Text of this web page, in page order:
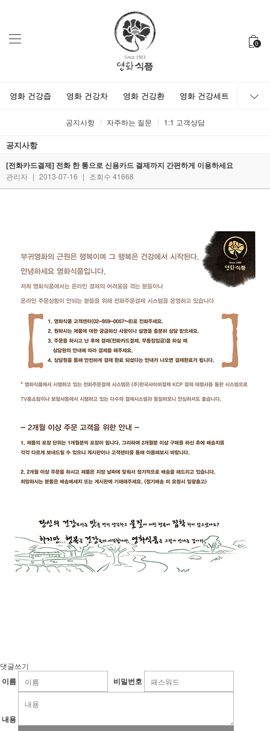
0
영화 건강즙 영화 건강차 영화 건강환 영화 건강세트
공지사항 자주하는 질문 1:1 고객상담
공지사항
[전화카드결제] 전화 한 통으로 신용카드 결제까지 간편하게 이용하세요
관리자 | 2013-07-16 | 조회수 41668
댓글쓰기
이름 비밀번호
내용